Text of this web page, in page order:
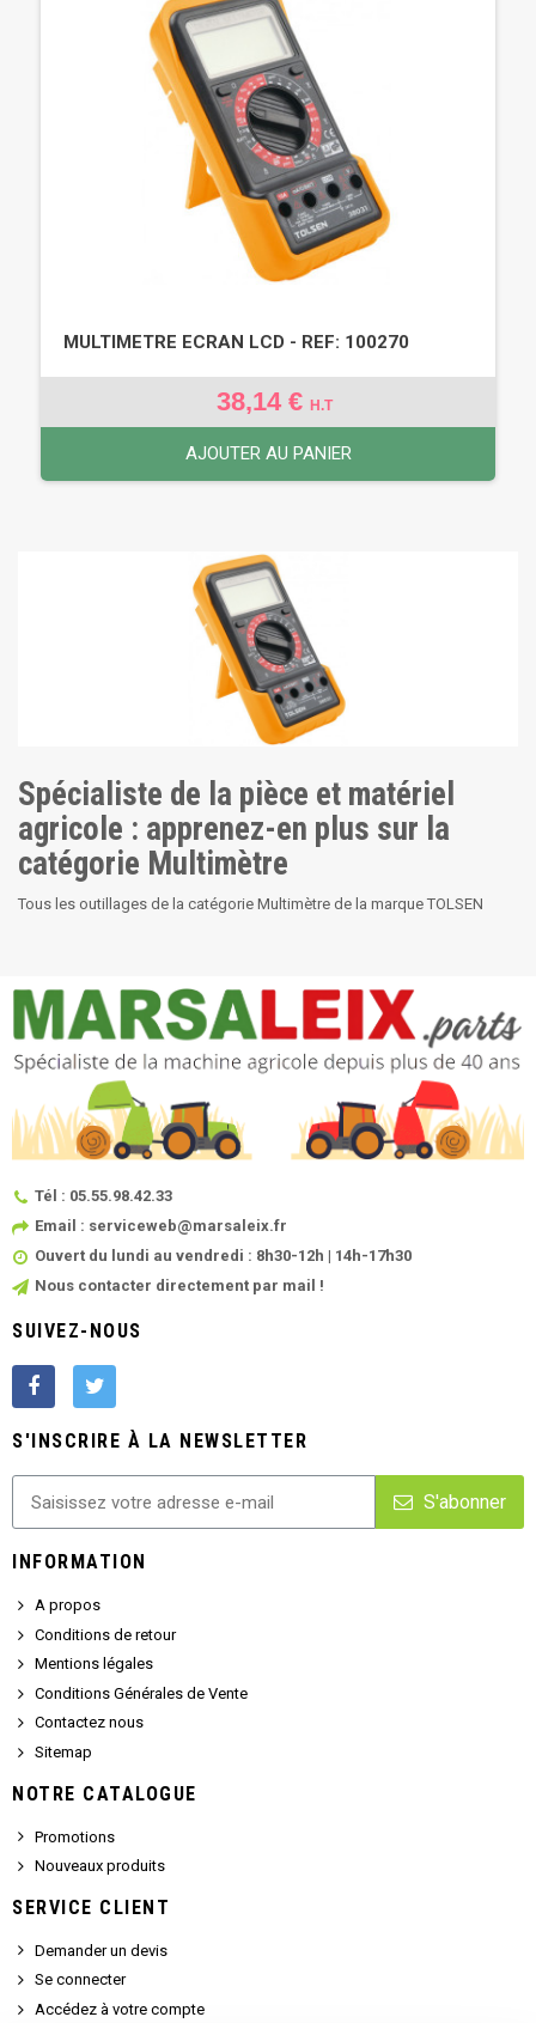
MULTIMETRE ECRAN LCD - REF: 100270
38,14 € H.T
AJOUTER AU PANIER
Spécialiste de la pièce et matériel
agricole : apprenez-en plus sur la
catégorie Multimètre
Tous les outillages de la catégorie Multimètre de la marque TOLSEN
Tél : 05.55.98.42.33
Email : serviceweb@marsaleix.fr
Ouvert du lundi au vendredi : 8h30-12h | 14h-17h30
Nous contacter directement par mail !
SUIVEZ-NOUS
S'INSCRIRE À LA NEWSLETTER
S'abonner
INFORMATION
A propos
Conditions de retour
Mentions légales
Conditions Générales de Vente
Contactez nous
Sitemap
NOTRE CATALOGUE
Promotions
Nouveaux produits
SERVICE CLIENT
Demander un devis
Se connecter
Accédez à votre compte